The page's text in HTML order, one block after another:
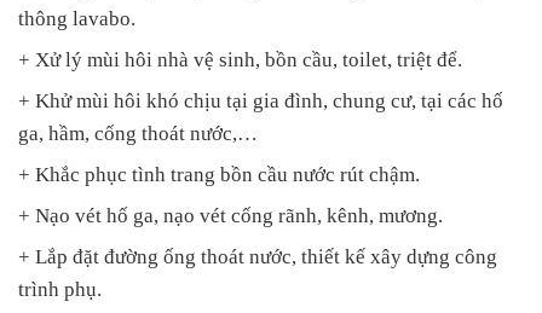
thông lavabo.
+ Xử lý mùi hôi nhà vệ sinh, bồn cầu, toilet, triệt để.
+ Khử mùi hôi khó chịu tại gia đình, chung cư, tại các hố
ga, hầm, cống thoát nước,…
+ Khắc phục tình trang bồn cầu nước rút chậm.
+ Nạo vét hố ga, nạo vét cống rãnh, kênh, mương.
+ Lắp đặt đường ống thoát nước, thiết kế xây dựng công
trình phụ.